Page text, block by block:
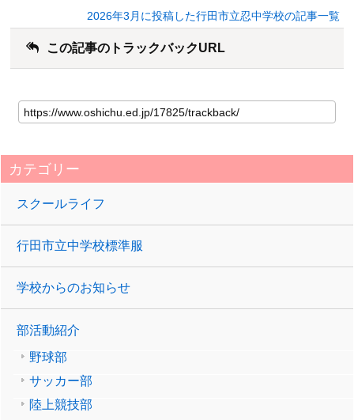
2026年3月に投稿した行田市立忍中学校の記事一覧
この記事のトラックバックURL
カテゴリー
スクールライフ
行田市立中学校標準服
学校からのお知らせ
部活動紹介
野球部
サッカー部
陸上競技部